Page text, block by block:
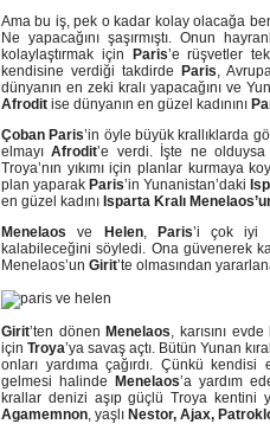
Ama bu iş, pek o kadar kolay olacağa
Ne yapacağını şaşırmıştı. Onun
kolaylaştırmak için
Paris’e rüşvetler
kendisine verdiği takdirde
Paris,
dünyanın en zeki kralı yapacağını ve
Afrodit ise dünyanın en güzel kadınını
Çoban Paris’in öyle büyük krallıklarda
elmayıAfrodit’e verdi. İşte ne
Troya’nın yıkımı için planlar kurmaya
plan yaparak Paris’in Yunanistan’daki
en güzel kadını Isparta Kralı
Menelaos ve Helen, Paris’i çok iyi
kalabileceğini söyledi. Ona güvenerek
Menelaos’un Girit’te olmasından
Girit’ten dönen Menelaos, karısını
için Troya’ya savaş açtı. Bütün Yunan
onları yardıma çağırdı. Çünkü
gelmesi halinde
Menelaos’a yardım
krallar denizi aşıp güçlü Troya
Agamemnon, yaşlı Nestor, Ajax,